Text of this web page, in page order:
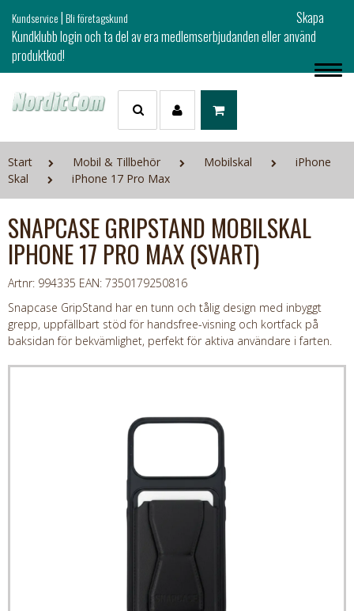
Kundservice|Bli företagskund
Skapa
Kundklubb login och ta del av era medlemserbjudanden eller använd
produktkod!
Start Mobil & Tillbehör Mobilskal
iPhone
Skal
iPhone 17 Pro Max
SNAPCASE GRIPSTAND MOBILSKAL
IPHONE 17 PRO MAX (SVART)
Artnr: 994335 EAN: 7350179250816
Snapcase GripStand har en tunn och tålig design med inbyggt
grepp, uppfällbart stöd för handsfree-visning och kortfack på
baksidan för bekvämlighet, perfekt för aktiva användare i farten.